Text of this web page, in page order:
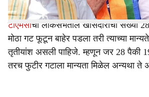
टीएमसीची लोकसभेतील खासदारांची संख्या
मोठा गट फूटून बाहेर पडला तरी त्याच्या
तृतीयांश असली पाहिजे. म्हणून जर 28 पैकी
तरच फुटीर गटाला मान्यता मिळेल अन्यथा ते